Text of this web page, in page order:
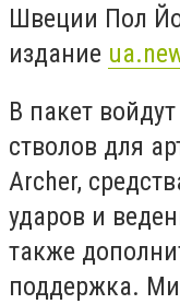
Швеции Пол
издание
В пакет
стволов для
Archer,
ударов и
также
поддержка.